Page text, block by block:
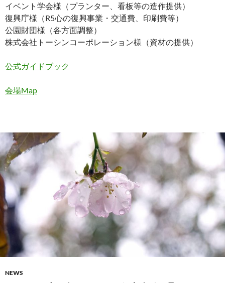
イベント学会様（プランター、看板等の造作提供）
復興庁様（R5心の復興事業・交通費、印刷費等）
公園財団様（各方面調整）
株式会社トーシンコーポレーション様（資材の提供）
公式ガイドブック
会場Map
NEWS